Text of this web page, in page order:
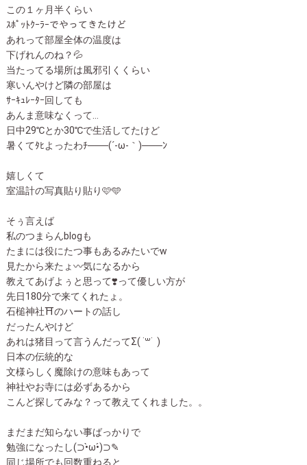
この１ヶ月半くらい
ｽﾎﾟｯﾄｸｰﾗｰでやってきたけど
あれって部屋全体の温度は
下げれんのね？💦
当たってる場所は風邪引くくらい
寒いんやけど隣の部屋は
ｻｰｷｭﾚｰﾀｰ回しても
あんま意味なくって…
日中29℃とか30℃で生活してたけど
暑くてﾀﾋよったわﾁ───(´-ω-｀)───ﾝ
嬉しくて
室温計の写真貼り貼り🩷️🩵
そぅ言えば
私のつまらんblogも
たまには役にたつ事もあるみたいでw
見たから来たょ〰️気になるから
教えてあげよぅと思って❣️って優しい方が
先日180分で来てくれたょ。
石槌神社⛩のハートの話し
だったんやけど
あれは猪目って言うんだってΣ( ˙꒳​˙ )
日本の伝統的な
文様らしく魔除けの意味もあって
神社やお寺には必ずあるから
こんど探してみな？って教えてくれました。。
まだまだ知らない事ばっかりで
勉強になったし(⊃•̀ω•́)⊃✎
同じ場所でも回数重ねると